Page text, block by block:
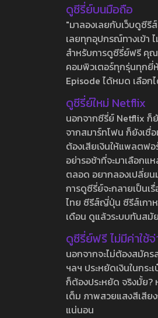
ดูซีรี่ย์บนมือถือ
"มาลองเลยกับเว็บดูซี
เลยทุกอุปกรณ์ทางเข้า
สำหรับการดูซีรี่ย์ฟรี คุณ
คอมพิวเตอร์ทุกรุ่นทุกยี่
Episode ได้หมด เลือก
ดูซีรี่ย์ใหม่ Netflix
นอกจากซีรี่ย์ Netflix ก็
จากสมาร์ทโฟน ก็ยังเชื่
ต้องเสียเงินให้แพลตฟอ
อย่ารอช้าที่จะมาเลือกแ
ตลอด อยากลองเปลี่ยน
การดูซีรี่ย์จะกลายเป็นเ
ไทย ซีรีส์ญี่ปุ่น ซีรีส์เกา
เดือน ดูแล้วระบบทันสมั
ดูซีรี่ย์ฟรี ไม่มีค่าใช้
นอกจากจะไม่ต้องสมัค
ฯลฯ ประหยัดเงินในกระ
ก็ต้องประหยัด จริงมั้ย
เต็ม ภาพสวยแสงสีเสีย
แน่นอน